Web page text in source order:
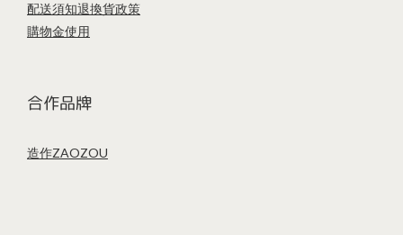
配送須知退換貨政策
購物金使用
合作品牌
造作ZAOZOU